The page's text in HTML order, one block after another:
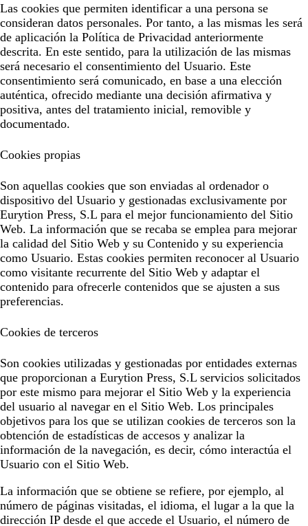
Las cookies que permiten identificar a una persona se
consideran datos personales. Por tanto, a las mismas les será
de aplicación la Política de Privacidad anteriormente
descrita. En este sentido, para la utilización de las mismas
será necesario el consentimiento del Usuario. Este
consentimiento será comunicado, en base a una elección
auténtica, ofrecido mediante una decisión afirmativa y
positiva, antes del tratamiento inicial, removible y
documentado.
Cookies propias
Son aquellas cookies que son enviadas al ordenador o
dispositivo del Usuario y gestionadas exclusivamente por
Eurytion Press, S.L para el mejor funcionamiento del Sitio
Web. La información que se recaba se emplea para mejorar
la calidad del Sitio Web y su Contenido y su experiencia
como Usuario. Estas cookies permiten reconocer al Usuario
como visitante recurrente del Sitio Web y adaptar el
contenido para ofrecerle contenidos que se ajusten a sus
preferencias.
Cookies de terceros
Son cookies utilizadas y gestionadas por entidades externas
que proporcionan a Eurytion Press, S.L servicios solicitados
por este mismo para mejorar el Sitio Web y la experiencia
del usuario al navegar en el Sitio Web. Los principales
objetivos para los que se utilizan cookies de terceros son la
obtención de estadísticas de accesos y analizar la
información de la navegación, es decir, cómo interactúa el
Usuario con el Sitio Web.
La información que se obtiene se refiere, por ejemplo, al
número de páginas visitadas, el idioma, el lugar a la que la
dirección IP desde el que accede el Usuario, el número de